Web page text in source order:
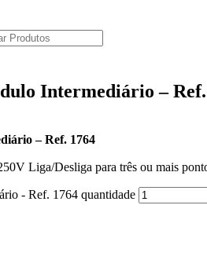
Intermediário –
– Ref. 1764
Liga/Desliga para três ou mais
- Ref. 1764 quantidade